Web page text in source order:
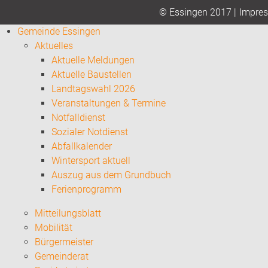
© Essingen 2017 |
Gemeinde Essingen
Aktuelles
Aktuelle Meldungen
Aktuelle Baustellen
Landtagswahl 2026
Veranstaltungen & Termine
Notfalldienst
Sozialer Notdienst
Abfallkalender
Wintersport aktuell
Auszug aus dem Grundbuch
Ferienprogramm
Mitteilungsblatt
Mobilität
Bürgermeister
Gemeinderat